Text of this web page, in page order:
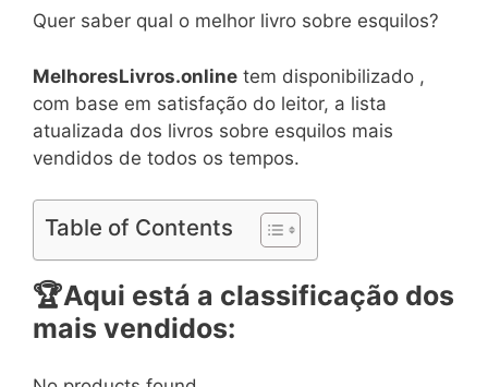
Quer saber qual o melhor livro sobre esquilos?
MelhoresLivros.online tem disponibilizado ,
com base em satisfação do leitor, a lista
atualizada dos livros sobre esquilos mais
vendidos de todos os tempos.
Table of Contents
🏆Aqui está a classificação dos
mais vendidos: